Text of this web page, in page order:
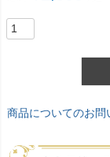
商品についてのお問